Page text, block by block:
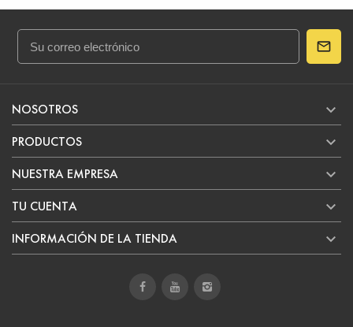
NOSOTROS 
PRODUCTOS 
NUESTRA EMPRESA 
TU CUENTA 
INFORMACIÓN DE LA TIENDA 